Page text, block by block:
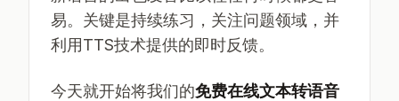
易。关键是持续练习，关注问题领域，并
利用TTS技术提供的即时反馈。
今天就开始将我们的免费在线文本转语音